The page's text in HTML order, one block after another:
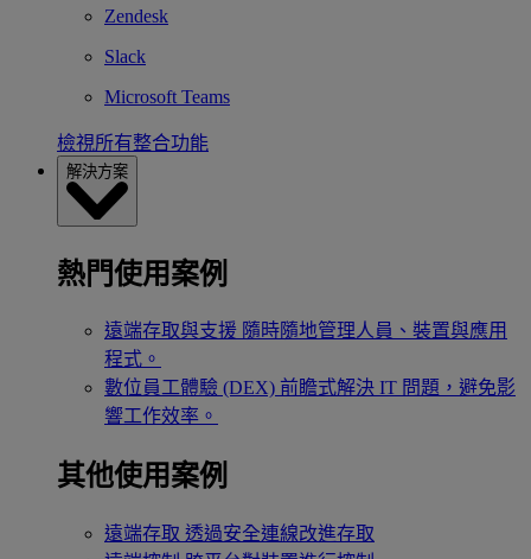
Zendesk
Slack
Microsoft Teams
檢視所有整合功能
解決方案
熱門使用案例
遠端存取與支援 隨時隨地管理人員、裝置與應用
程式。
數位員工體驗 (DEX) 前瞻式解決 IT 問題，避免影
響工作效率。
其他使用案例
遠端存取 透過安全連線改進存取